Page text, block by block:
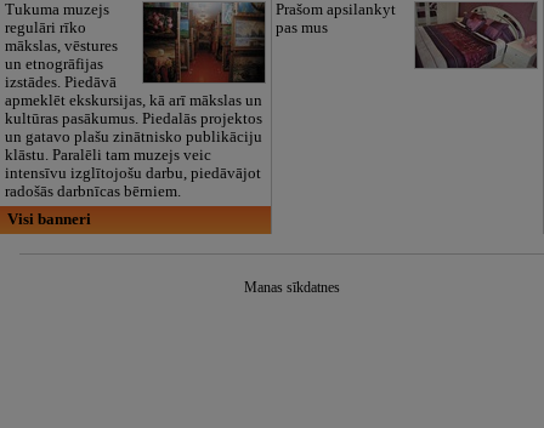
Tukuma muzejs
regulāri rīko
mākslas, vēstures
un etnogrāfijas
izstādes. Piedāvā
apmeklēt ekskursijas, kā arī mākslas un
kultūras pasākumus. Piedalās projektos
un gatavo plašu zinātnisko publikāciju
klāstu. Paralēli tam muzejs veic
intensīvu izglītojošu darbu, piedāvājot
radošās darbnīcas bērniem.
Prašom apsilankyt
pas mus
Visi banneri
Manas sīkdatnes